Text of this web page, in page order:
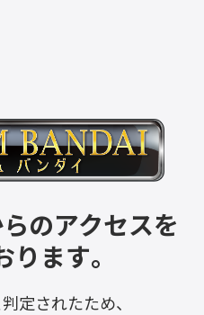
のアクセスを
ます。
定されたため、